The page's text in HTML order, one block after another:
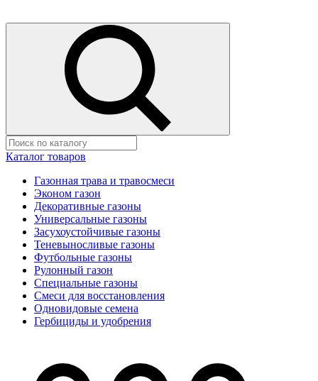
Каталог товаров
Газонная трава и травосмеси
Эконом газон
Декоративные газоны
Универсальные газоны
Засухоустойчивые газоны
Теневыносливые газоны
Футбольные газоны
Рулонный газон
Специальные газоны
Смеси для восстановления
Одновидовые семена
Гербициды и удобрения